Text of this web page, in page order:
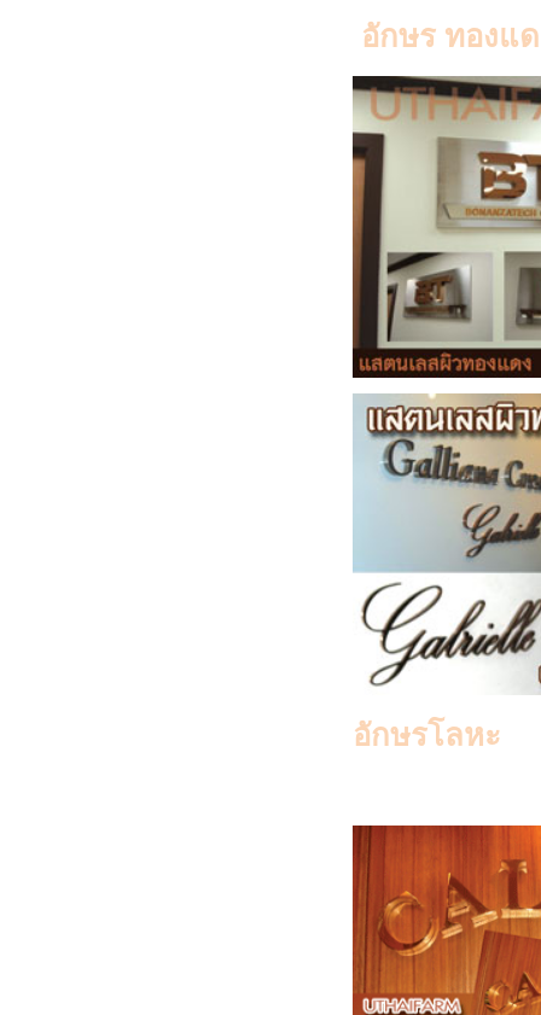
อักษร ทองแ
อักษรโลหะ